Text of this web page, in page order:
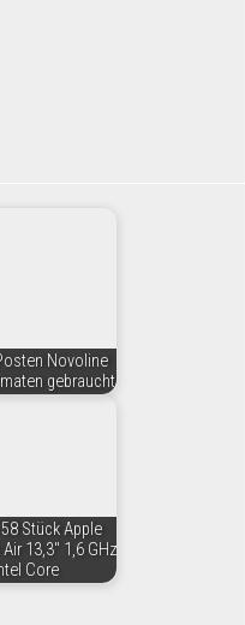
Novoline
gebraucht
Stück Apple
13,3" 1,6 GHz
Core